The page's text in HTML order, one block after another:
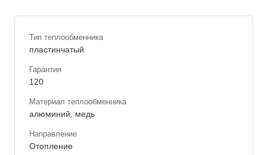
Тип теплообменника
пластинчатый
Гарантия
120
Материал теплообменника
алюминий, медь
Направление
Отопление